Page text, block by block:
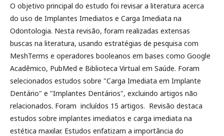
O objetivo principal do estudo foi revisar a literatura acerca
do uso de Implantes Imediatos e Carga Imediata na
Odontologia. Nesta revisão, foram realizadas extensas
buscas na literatura, usando estratégias de pesquisa com
MeshTerms e operadores booleanos em bases como Google
Acadêmico, PubMed e Biblioteca Virtual em Saúde. Foram
selecionados estudos sobre "Carga Imediata em Implante
Dentário" e "Implantes Dentários", excluindo artigos não
relacionados. Foram incluídos 15 artigos. Revisão destaca
estudos sobre implantes imediatos e carga imediata na
estética maxilar. Estudos enfatizam a importância do